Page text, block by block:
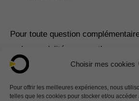
Choisir mes cookies
Pour offrir les meilleures expériences, nous
telles que les cookies pour stocker et/ou
Pour toute question
ou les modalités www.ortho-
commandes, n’hésitez pas à nous